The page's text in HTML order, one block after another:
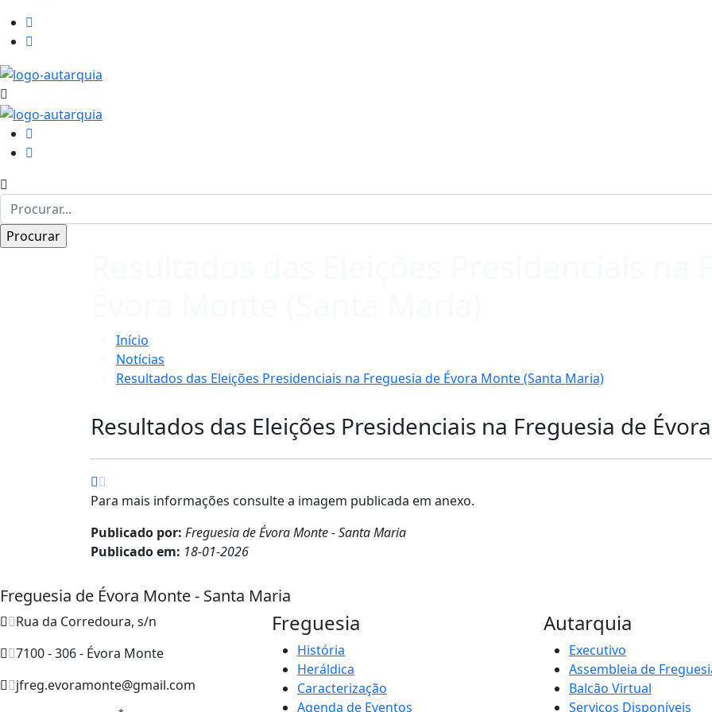
Início
Notícias
Resultados das Eleições Presidenciais na Freguesia de Évora Monte (Santa Maria)
Resultados das Eleições Presidenciais na Freguesia de
Para mais informações consulte a imagem publicada em anexo.
Publicado por: Freguesia de Évora Monte - Santa Maria
Publicado em: 18-01-2026
Freguesia de Évora Monte - Santa Maria
Rua da Corredoura, s/n
7100 - 306 - Évora Monte
jfreg.evoramonte@gmail.com
Freguesia
História
Heráldica
Caracterização
Agenda de Eventos
Autarquia
Executivo
Assembleia de
Balcão Virtual
Serviços Disponíveis